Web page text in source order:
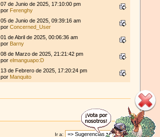
07 de Junio de 2025, 17:10:00 pm
por Ferenghy
05 de Junio de 2025, 09:39:16 am
porConcerned_User
01 de Abril de 2025, 00:06:36 am
por Barny
08 de Marzo de 2025, 21:21:42 pm
porelmanguapo:D
13 de Febrero de 2025, 17:20:24 pm
por Manquito
Ir a: